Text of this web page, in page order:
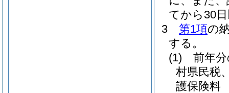
てから30
3
第1項の
する。
(1)
前年
村県民税
護保険料